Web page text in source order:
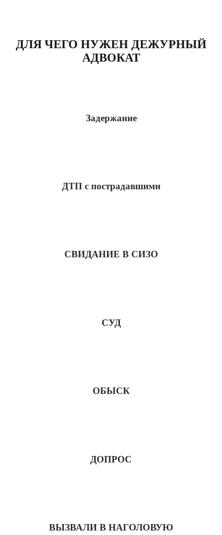
ДЛЯ ЧЕГО НУЖЕН ДЕЖУРНЫЙ
АДВОКАТ
Задержание
ДТП с пострадавшими
СВИДАНИЕ В СИЗО
СУД
ОБЫСК
ДОПРОС
ВЫЗВАЛИ В НАГОЛОВУЮ